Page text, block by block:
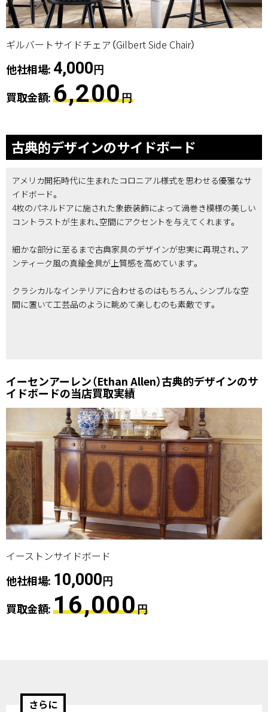
ギルバートサイドチェア（Gilbert Side Chair）
他社相場: 4,000円
買取金額:6,200円
古典的デザインのサイドボード
アメリカ開拓時代に生まれたコロニアル様式を思わせる優雅なサ
イドボード。
4枚のパネルドアに施された象嵌装飾によって渦巻き模様の美しい
コントラストが生まれ、空間にアクセントを与えてくれます。
細かな部分に至るまで古典家具のデザインが忠実に再現され、ア
ンティーク風の真鍮金具が上質感を高めています。
クラシカルなインテリアに合わせるのはもちろん、シンプルな空
間に置いて工芸品のように眺めて楽しむのも素敵です。
イーセンアーレン（Ethan Allen）古典的デザインのサ
イドボードの当店買取実績
イーストンサイドボード
他社相場: 10,000円
買取金額:16,000円
さらに